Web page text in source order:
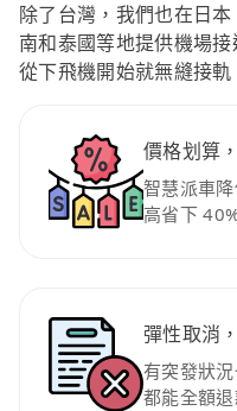
除了台灣，我們也在日
南和泰國等地提供機場
從下飛機開始就無縫接軌
價格划算
智慧派車
高省下
彈性取消
有突發狀
都能全額退